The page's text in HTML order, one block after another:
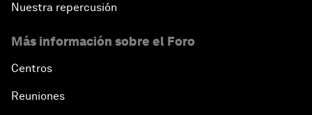
Nuestra repercusión
Más información sobre el Foro
Centros
Reuniones